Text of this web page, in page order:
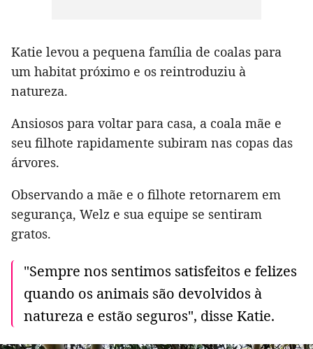
Katie levou a pequena família de coalas para
um habitat próximo e os reintroduziu à
natureza.
Ansiosos para voltar para casa, a coala mãe e
seu filhote rapidamente subiram nas copas das
árvores.
Observando a mãe e o filhote retornarem em
segurança, Welz e sua equipe se sentiram
gratos.
"Sempre nos sentimos satisfeitos e felizes
quando os animais são devolvidos à
natureza e estão seguros", disse Katie.